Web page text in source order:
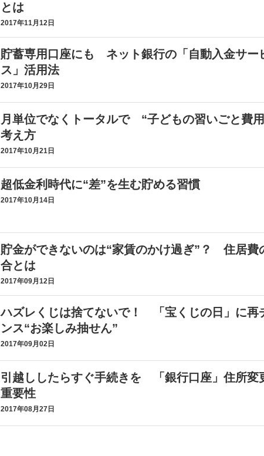
とは
2017年11月12日
貯蓄専用口座にも ネット銀行の「自動入金サー
ス」活用法
2017年10月29日
月単位でなくトータルで “子どもの習いごと費
考え方
2017年10月21日
超低金利時代に“差”を生む貯める習慣
2017年10月14日
貯金ができないのは“家賃のかけ過ぎ”？ 住居費
合とは
2017年09月12日
ハズレくじは捨てないで！ 「宝くじの日」に再
ンス“お楽しみ抽せん”
2017年09月02日
引越ししたらすぐ手続きを 「銀行口座」住所変
重要性
2017年08月27日